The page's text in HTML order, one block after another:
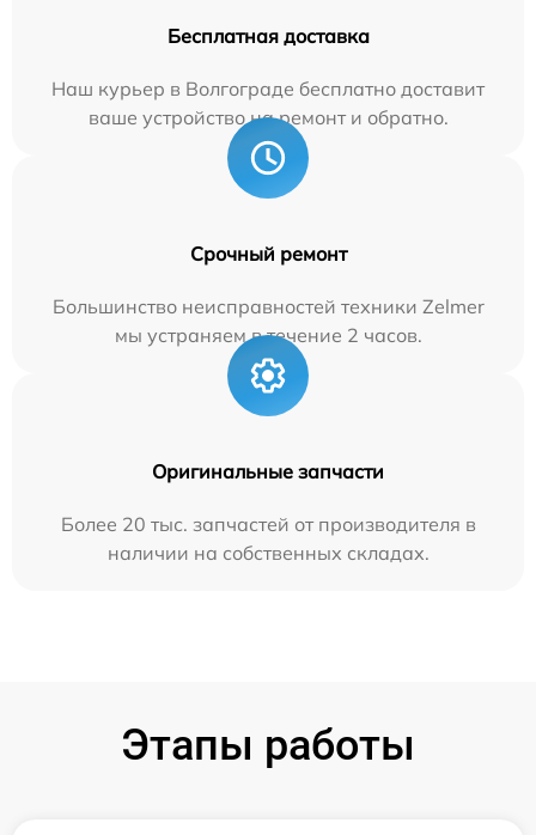
Бесплатная доставка
Наш курьер в Волгограде бесплатно доставит
ваше устройство на ремонт и обратно.
Срочный ремонт
Большинство неисправностей техники Zelmer
мы устраняем в течение 2 часов.
Оригинальные запчасти
Более 20 тыс. запчастей от производителя в
наличии на собственных складах.
Этапы работы